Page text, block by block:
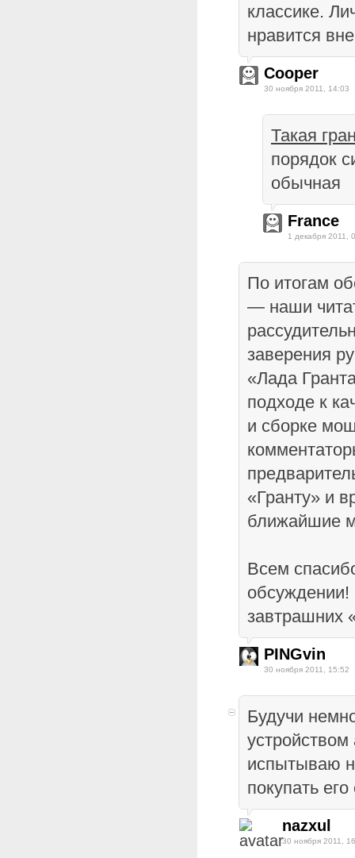
классике.
нравится
Cooper
30 ноября 2011, 14:03
Такая
порядок
обычная
France
1 декабря 2011,
По итогам
— наши
заверения
«Лада
подходе к
и сборке
«Гранту» и
ближайшие
Всем
обсуждении!
завтрашних
PINGvin
30 ноября 2011, 15:52
Будучи
испытываю
покупать
nazxul
30 ноября 2011,